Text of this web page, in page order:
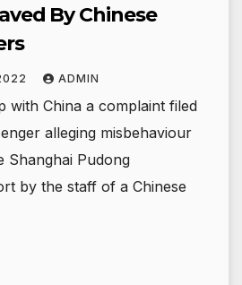
By Chinese
ADMIN
with China a complaint filed
alleging misbehaviour
Shanghai Pudong
by the staff of a Chinese